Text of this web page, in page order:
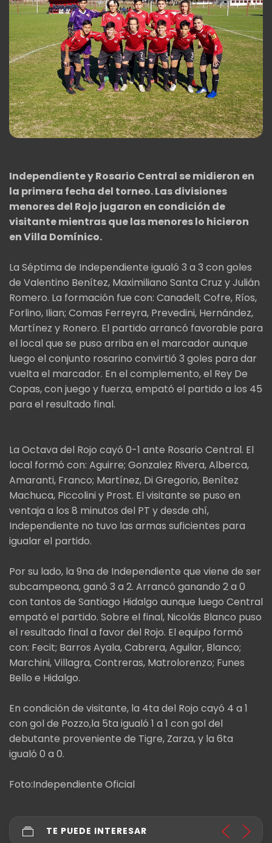
Independiente y Rosario Central se midieron en
la primera fecha del torneo. Las divisiones
menores del Rojo jugaron en condición de
visitante mientras que las menores lo hicieron
en Villa Domínico.
La Séptima de Independiente igualó 3 a 3 con goles
de Valentino Benítez, Maximiliano Santa Cruz y Julián
Romero. La formación fue con: Canadell; Cofre, Ríos,
Forlino, Ilian; Comas Ferreyra, Prevedini, Hernández,
Martínez y Ronero. El partido arrancó favorable para
el local que se puso arriba en el marcador aunque
luego el conjunto rosarino convirtió 3 goles para dar
vuelta el marcador. En el complemento, el Rey De
Copas, con juego y fuerza, empató el partido a los 45
para el resultado final.
La Octava del Rojo cayó 0-1 ante Rosario Central. El
local formó con: Aguirre; Gonzalez Rivera, Alberca,
Amaranti, Franco; Martínez, Di Gregorio, Benítez
Machuca, Piccolini y Prost. El visitante se puso en
ventaja a los 8 minutos del PT y desde ahí,
Independiente no tuvo las armas suficientes para
igualar el partido.
Por su lado, la 9na de Independiente que viene de ser
subcampeona, ganó 3 a 2. Arrancó ganando 2 a 0
con tantos de Santiago Hidalgo aunque luego Central
empató el partido. Sobre el final, Nicolás Blanco puso
el resultado final a favor del Rojo. El equipo formó
con: Fecit; Barros Ayala, Cabrera, Aguilar, Blanco;
Marchini, Villagra, Contreras, Matrolorenzo; Funes
Bello e Hidalgo.
En condición de visitante, la 4ta del Rojo cayó 4 a 1
con gol de Pozzo,la 5ta igualó 1 a 1 con gol del
debutante proveniente de Tigre, Zarza, y la 6ta
igualó 0 a 0.
Foto:Independiente Oficial
TE PUEDE INTERESAR